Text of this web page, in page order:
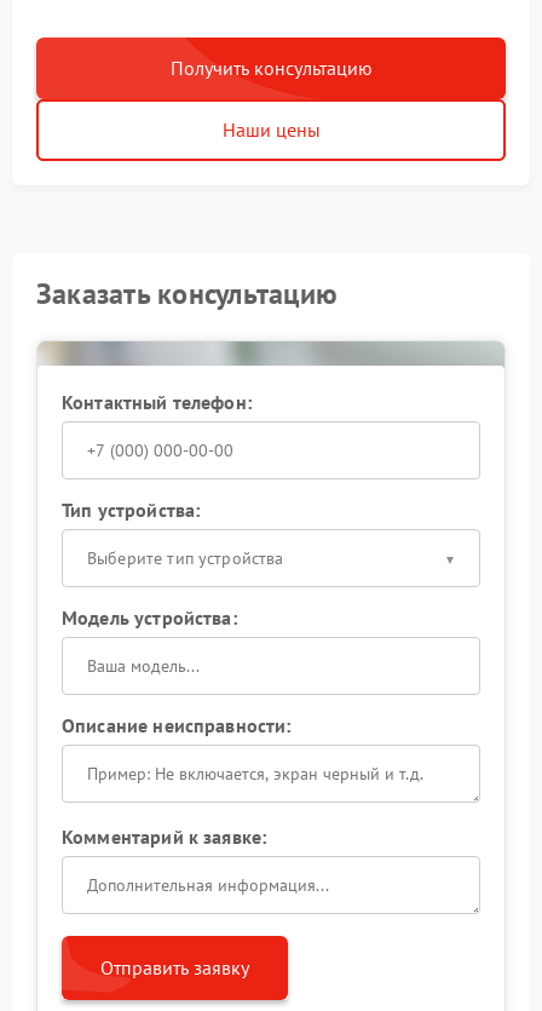
Получить консультацию
Наши цены
Заказать консультацию
Контактный телефон:
Тип устройства:
Выберите тип устройства
Модель устройства:
Описание неисправности:
Комментарий к заявке:
Отправить заявку